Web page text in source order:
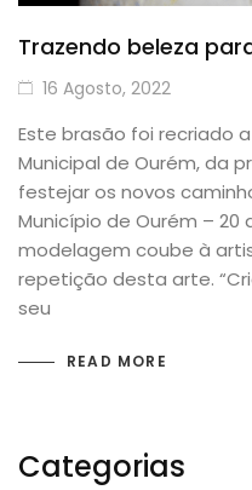
Trazendo beleza
16 Agosto, 2022
Este brasão foi recriado
Municipal de Ourém, da
festejar os novos
Município de Ourém – 20
modelagem coube à
repetição desta arte.
seu
READ MORE
Categorias